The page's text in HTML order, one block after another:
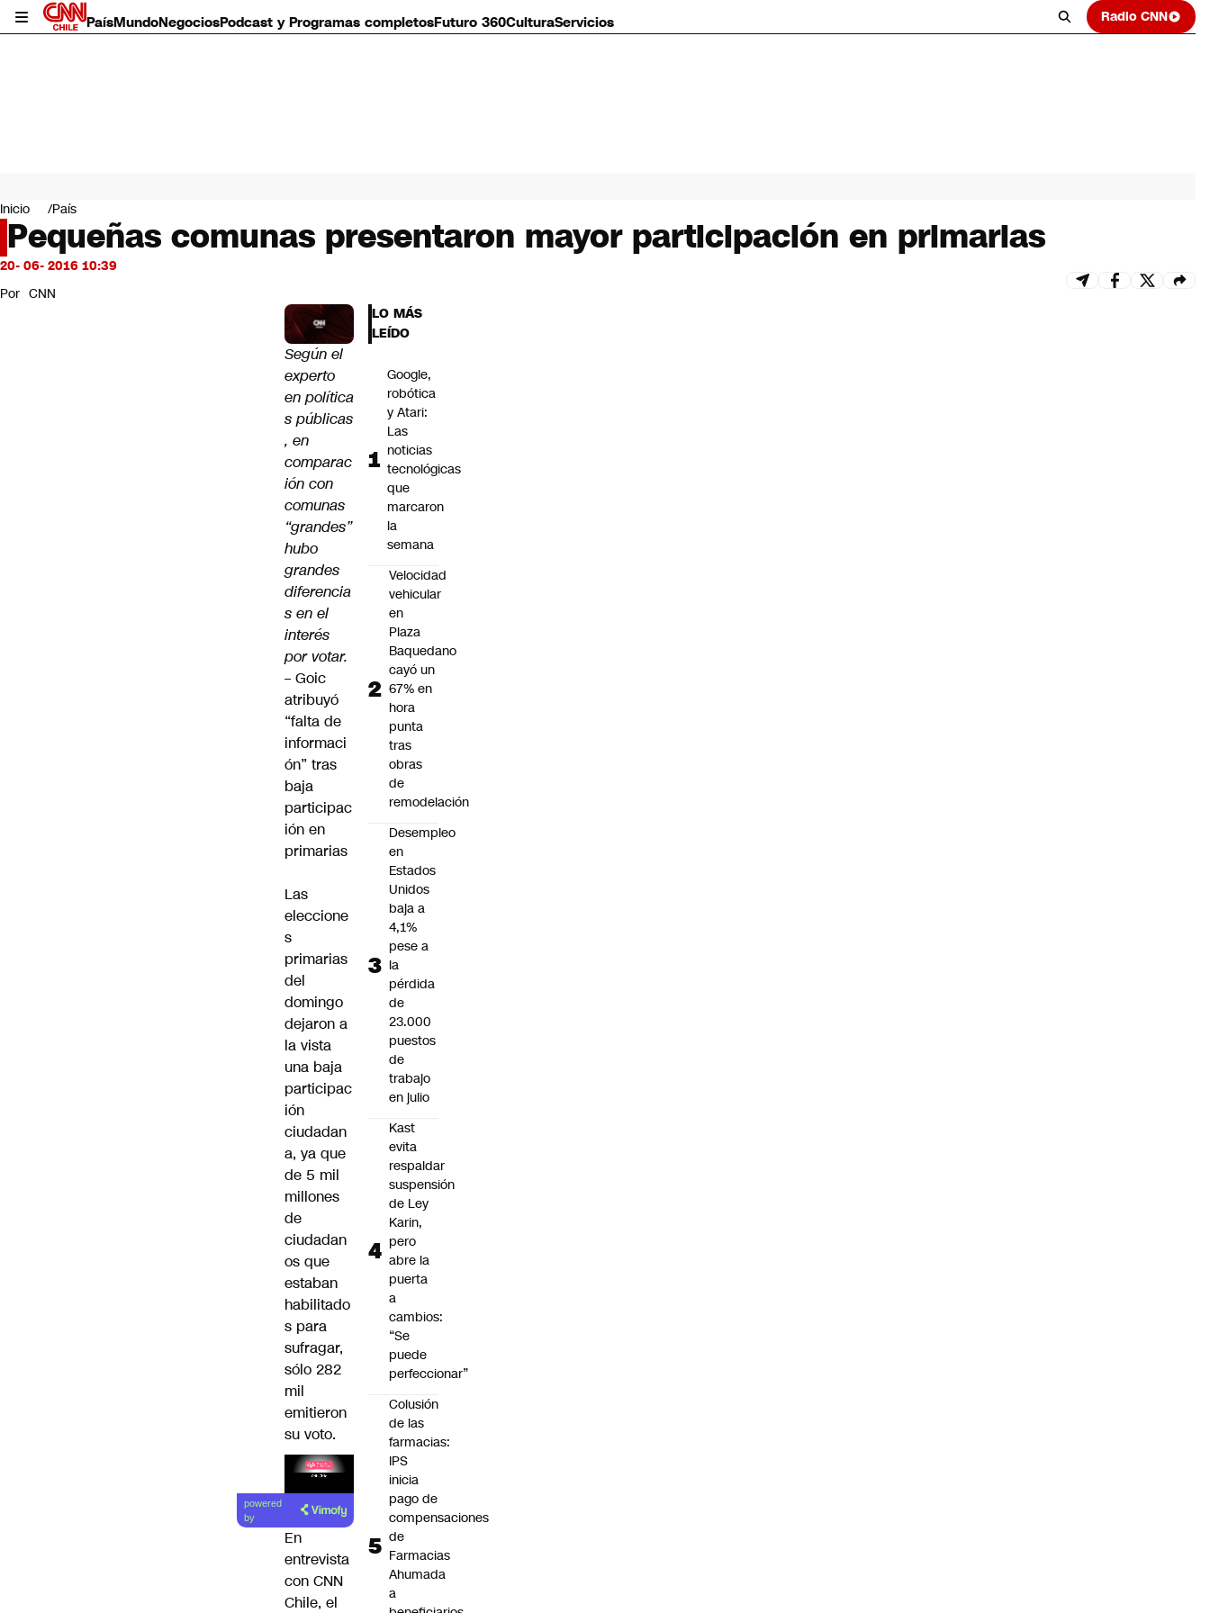
PaísMundoNegociosPodcast y Programas completosFuturo 360CulturaServicios Radio CNN
Mundo
Negocios
Deportes
Programas completos
Servicios
Inicio País
Pequeñas comunas presentaron mayor participación en primarias
20- 06- 2016 10:39
Por CNN
Según el
experto
en política
s públicas
, en
comparac
ión con
comunas
“grandes”
hubo
grandes
diferencia
s en el
interés
por votar.
– Goic
atribuyó
“falta de
informaci
ón” tras
baja
participac
ión en
primarias
Las
eleccione
s
primarias
del
domingo
dejaron a
la vista
una baja
participac
ión
ciudadan
a, ya que
de 5 mil
millones
de
ciudadan
os que
estaban
habilitado
s para
sufragar,
sólo 282
mil
emitieron
su voto.
Lea el
artículo
powered
by
En
entrevista
con CNN
Chile, el
LO MÁS
LEÍDO
Google,
robótica
y Atari:
Las
noticias
tecnológicas
que
marcaron
la
semana
Velocidad
vehicular
en
Plaza
Baquedano
cayó un
67% en
hora
punta
tras
obras
de
remodelación
Desempleo
en
Estados
Unidos
baja a
4,1%
pese a
la
pérdida
de
23.000
puestos
de
trabajo
en julio
Kast
evita
respaldar
suspensión
de Ley
Karin,
pero
abre la
puerta
a
cambios:
“Se
puede
perfeccionar”
Colusión
de las
farmacias:
IPS
inicia
pago de
compensaciones
de
Farmacias
Ahumada
a